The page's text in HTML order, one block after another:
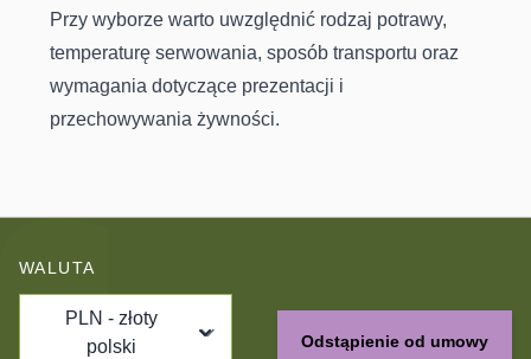
Przy wyborze warto uwzględnić rodzaj potrawy,
temperaturę serwowania, sposób transportu oraz
wymagania dotyczące prezentacji i
przechowywania żywności.
WALUTA
PLN - złoty
polski
Odstąpienie od umowy